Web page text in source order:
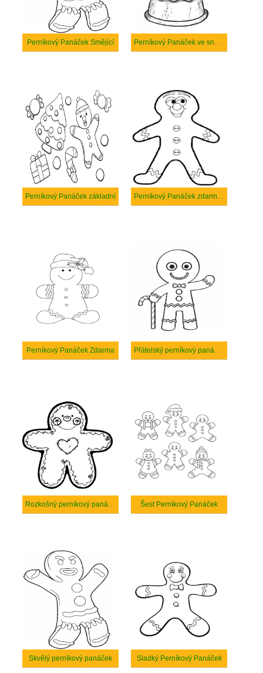
Perníkový Panáček Smějící Perníkový Panáček ve sněhové kouli
Perníkový Panáček základní Perníkový Panáček zdarma k tisku
Perníkový Panáček Zdarma Přátelský perníkový panáček
Rozkošný perníkový panáček Šest Perníkový Panáček
Skvělý perníkový panáček Sladký Perníkový Panáček